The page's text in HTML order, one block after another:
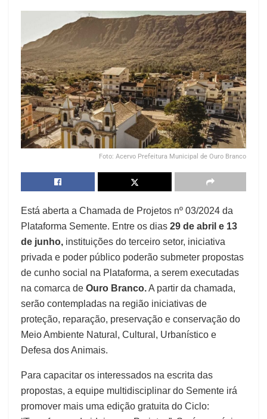
Foto: Acervo Prefeitura Municipal de Ouro Branco
Está aberta a Chamada de Projetos nº 03/2024 da
Plataforma Semente. Entre os dias 29 de abril e 13
de junho, instituições do terceiro setor, iniciativa
privada e poder público poderão submeter propostas
de cunho social na Plataforma, a serem executadas
na comarca de Ouro Branco.A partir da chamada,
serão contempladas na região iniciativas de
proteção, reparação, preservação e conservação do
Meio Ambiente Natural, Cultural, Urbanístico e
Defesa dos Animais.
Para capacitar os interessados na escrita das
propostas, a equipe multidisciplinar do Semente irá
promover mais uma edição gratuita do Ciclo: